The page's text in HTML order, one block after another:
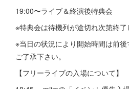
19:00〜ライブ＆終演後特典会
※特典会は待機列が途切れ次第終了
※当日の状況により開始時間は前
ご了承下さい。
【フリーライブの入場について】